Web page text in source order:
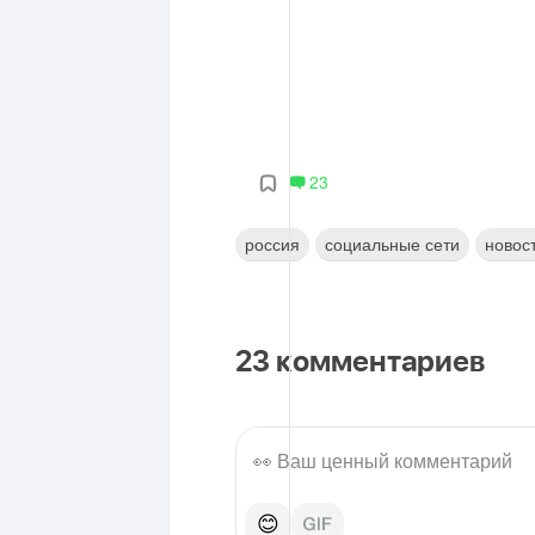
23
россия социальные сети
23 комментариев
😊